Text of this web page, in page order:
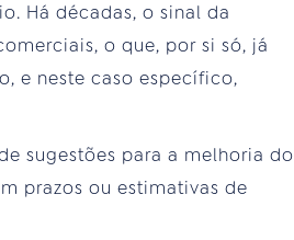
Há décadas, o sinal da
o que, por si só, já
e neste caso específico,
sugestões para a melhoria do
prazos ou estimativas de